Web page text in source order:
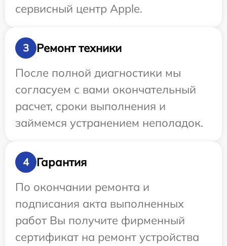
сервисный центр Apple.
3
Ремонт техники
После полной диагностики мы
согласуем с вами окончательный
расчет, сроки выполнения и
займемся устранением неполадок.
4
Гарантия
По окончании ремонта и
подписания акта выполненных
работ Вы получите фирменный
сертификат на ремонт устройства